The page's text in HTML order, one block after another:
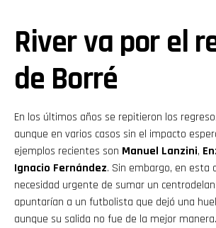
River va por el
de Borré
En los últimos años se repitieron los
aunque en varios casos sin el impacto
ejemplos recientes son Manuel Lanzini,
Ignacio Fernández. Sin embargo, en esta
necesidad urgente de sumar un
apuntarían a un futbolista que dejó una
aunque su salida no fue de la mejor manera.